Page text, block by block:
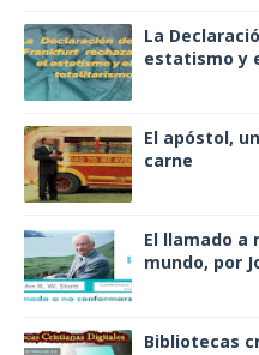
La
estatismo y
El apóstol,
carne
El llamado a
mundo, por
Bibliotecas